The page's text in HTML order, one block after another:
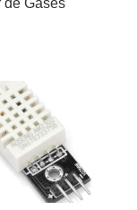
de Gases